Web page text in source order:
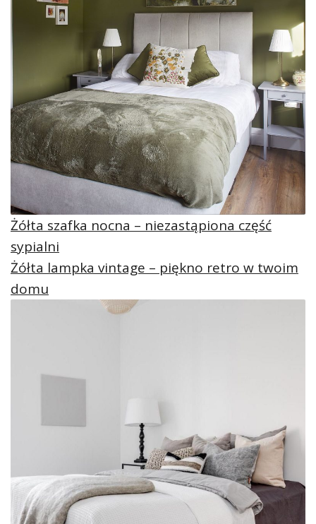
Żółta szafka nocna – niezastąpiona część
sypialni
Żółta lampka vintage – piękno retro w twoim
domu